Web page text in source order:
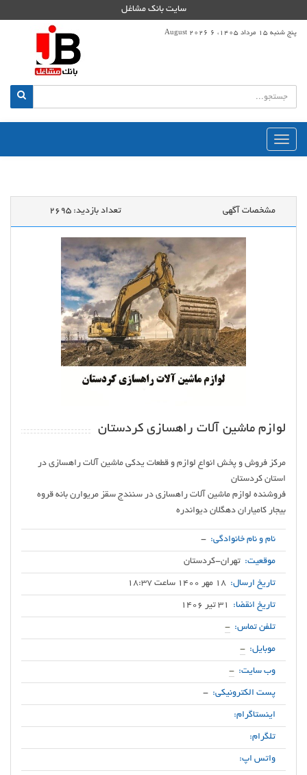
سایت بانک مشاغل
پنج شنبه 15 مرداد 1405، 6 August 2026
منوی
اصلی
مشخصات آگهی تعداد بازدید: 2695
لوازم ماشین آلات راهسازی کردستان
مرکز فروش و پخش انواع لوازم و قطعات یدکی ماشین آلات راهسازی در
فروشنده لوازم ماشین آلات راهسازی در سنندج سقز مریوارن بانه قروه
بیجار کامیاران دهگلان دیواندره
نام و نام خانوادگی: -
موقعیت: تهران-کردستان
تاریخ ارسال: 18 مهر 1400 ساعت 18:37
تاریخ انقضا: 31 تیر 1406
تلفن تماس: -
موبایل: -
وب سایت: -
پست الکترونیکی: -
اینستاگرام:
تلگرام:
واتس اپ: